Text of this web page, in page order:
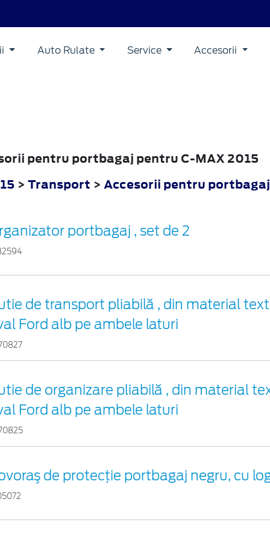
Auto Rulate Service Accesorii
pentru portbagaj pentru C-MAX 2015
> Transport > Accesorii pentru portbagaj
portbagaj , set de 2
de transport pliabilă , din material
Ford alb pe ambele laturi
de organizare pliabilă , din material
Ford alb pe ambele laturi
de protecţie portbagaj negru, cu